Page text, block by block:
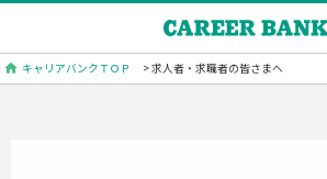
キャリアバンクＴＯＰ > 求人者・求職者の皆さまへ